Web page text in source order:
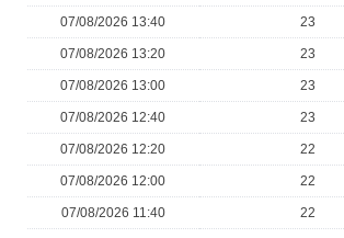
07/08/2026 13:40 23
07/08/2026 13:20 23
07/08/2026 13:00 23
07/08/2026 12:40 23
07/08/2026 12:20 22
07/08/2026 12:00 22
07/08/2026 11:40 22